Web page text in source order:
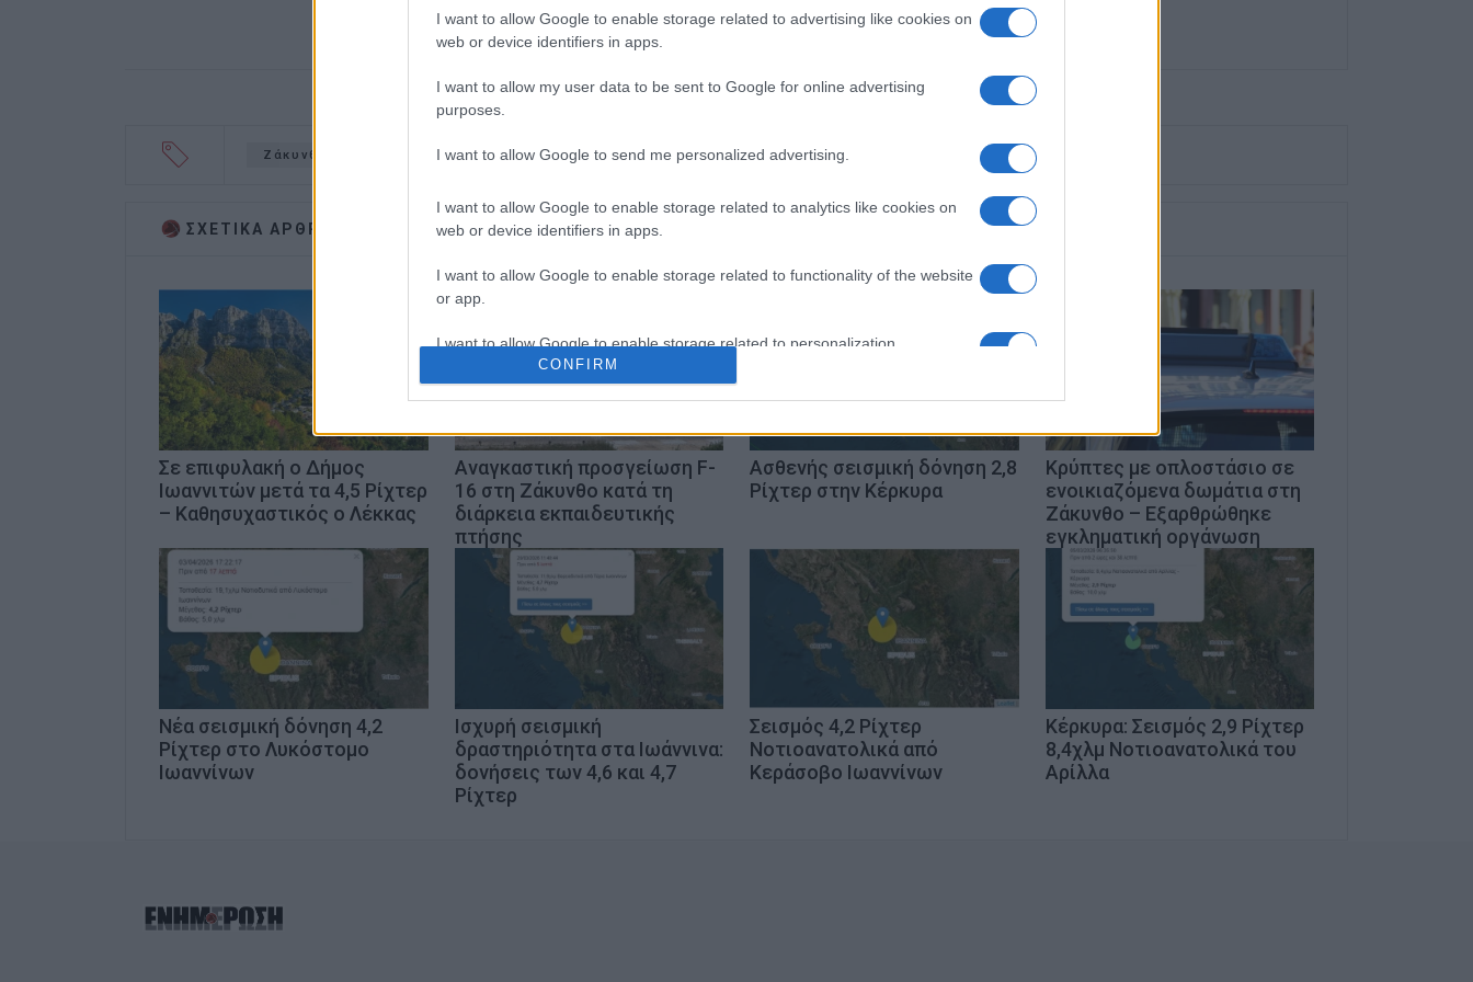
I want to allow Google to enable storage related to advertising like cookies on
web or device identifiers in apps.
I want to allow my user data to be sent to Google for online advertising
purposes.
I want to allow Google to send me personalized advertising.
I want to allow Google to enable storage related to analytics like cookies on
web or device identifiers in apps.
I want to allow Google to enable storage related to functionality of the website
or app.
I want to allow Google to enable storage related to personalization.
CONFIRM
Ζάκυνθος Ναυάγιο
ΣΧΕΤΙΚA AΡΘΡΑ
Σε επιφυλακή ο Δήμος
Ιωαννιτών μετά τα 4,5 Ρίχτερ
– Καθησυχαστικός ο Λέκκας
Αναγκαστική προσγείωση F-
16 στη Ζάκυνθο κατά τη
διάρκεια εκπαιδευτικής
πτήσης
Ασθενής σεισμική δόνηση 2,8
Ρίχτερ στην Κέρκυρα
Κρύπτες με οπλοστάσιο σε
ενοικιαζόμενα δωμάτια στη
Ζάκυνθο – Εξαρθρώθηκε
εγκληματική οργάνωση
Νέα σεισμική δόνηση 4,2
Ρίχτερ στο Λυκόστομο
Ιωαννίνων
Ισχυρή σεισμική
δραστηριότητα στα Ιωάννινα:
δονήσεις των 4,6 και 4,7
Ρίχτερ
Σεισμός 4,2 Ρίχτερ
Νοτιοανατολικά από
Κεράσοβο Ιωαννίνων
Κέρκυρα: Σεισμός 2,9 Ρίχτερ
8,4χλμ Νοτιοανατολικά του
Αρίλλα